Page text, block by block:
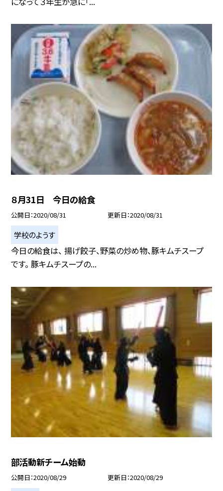
８月31日 今日の給食
公開日 2020/08/31 更新日 2020/08/31
学校のようす
今日の給食は、 揚げ餃子、野菜の炒め物、豚キムチスープ
です。 豚キムチスープの...
部活動新チーム始動
公開日 2020/08/29 更新日 2020/08/29